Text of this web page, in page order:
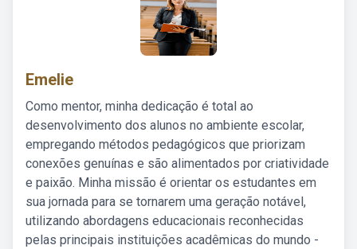
Emelie
Como mentor, minha dedicação é total ao
desenvolvimento dos alunos no ambiente escolar,
empregando métodos pedagógicos que priorizam
conexões genuínas e são alimentados por criatividade
e paixão. Minha missão é orientar os estudantes em
sua jornada para se tornarem uma geração notável,
utilizando abordagens educacionais reconhecidas
pelas principais instituições acadêmicas do mundo -